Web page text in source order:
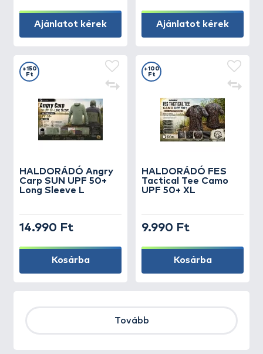
Ajánlatot kérek Ajánlatot kérek
HALDORÁDÓ Angry
Carp SUN UPF 50+
Long Sleeve L
+150
Ft
14.990 Ft
Kosárba
HALDORÁDÓ FES
Tactical Tee Camo
UPF 50+ XL
+100
Ft
9.990 Ft
Kosárba
Tovább